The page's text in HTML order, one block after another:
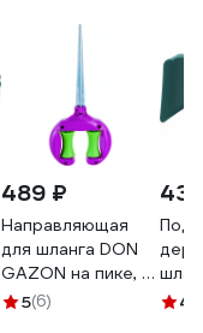
489 ₽
Направляющая
для шланга DON
GAZON на пике, 2
ролика 1/6/24
5(6) 4.2